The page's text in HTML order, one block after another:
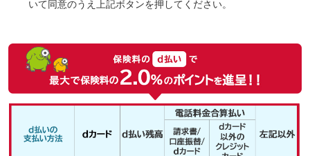
いて同意のうえ上記ボタンを押してください。